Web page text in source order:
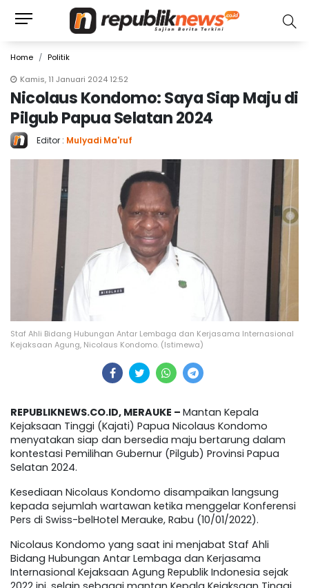
Home
Politik
Kamis, 11 Januari 2024 12:52
Nicolaus Kondomo: Saya Siap Maju di
Pilgub Papua Selatan 2024
Editor : Mulyadi Ma'ruf
Staf Ahli Bidang Hubungan Antar Lembaga dan Kerjasama Internasional
Kejaksaan Agung, Nicolaus Kondomo. (Istimewa)
REPUBLIKNEWS.CO.ID, MERAUKE – Mantan Kepala
Kejaksaan Tinggi (Kajati) Papua Nicolaus Kondomo
menyatakan siap dan bersedia maju bertarung dalam
kontestasi Pemilihan Gubernur (Pilgub) Provinsi Papua
Selatan 2024.
Kesediaan Nicolaus Kondomo disampaikan langsung
kepada sejumlah wartawan ketika menggelar Konferensi
Pers di Swiss-belHotel Merauke, Rabu (10/01/2022).
Nicolaus Kondomo yang saat ini menjabat Staf Ahli
Bidang Hubungan Antar Lembaga dan Kerjasama
Internasional Kejaksaan Agung Republik Indonesia sejak